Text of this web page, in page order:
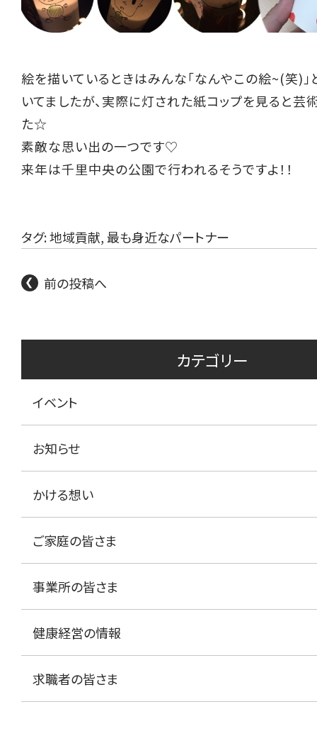
絵を描いているときはみんな「なんやこの絵~(笑)」
いてましたが、実際に灯された紙コップを見ると芸
た☆
素敵な思い出の一つです♡
来年は千里中央の公園で行われるそうですよ！！
タグ:地域貢献,最も身近なパートナー
前の投稿へ
カテゴリー
イベント
お知らせ
かける想い
ご家庭の皆さま
事業所の皆さま
健康経営の情報
求職者の皆さま